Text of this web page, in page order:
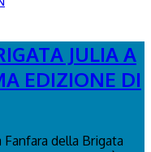
JULIA A
EDIZIONE DI
della Brigata